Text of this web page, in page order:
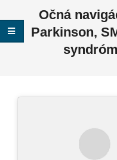
Očná
Parkinson,